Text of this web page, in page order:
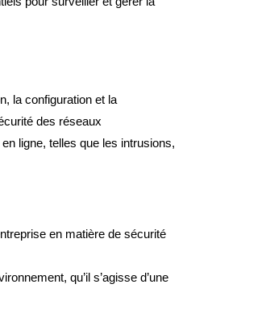
la configuration et la
des réseaux
ligne, telles que les intrusions,
en matière de sécurité
qu’il s’agisse d’une